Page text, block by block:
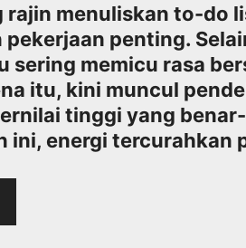
rajin menuliskan to-do
pekerjaan penting.
sering memicu rasa
itu, kini muncul
tinggi yang
ini, energi tercurahkan